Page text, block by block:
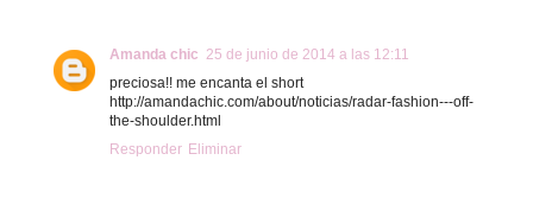
Amanda chic 25 de junio de 2014 a las 12:11
preciosa!! me encanta el short
http://amandachic.com/about/noticias/radar-fashion---off-
the-shoulder.html
Responder Eliminar